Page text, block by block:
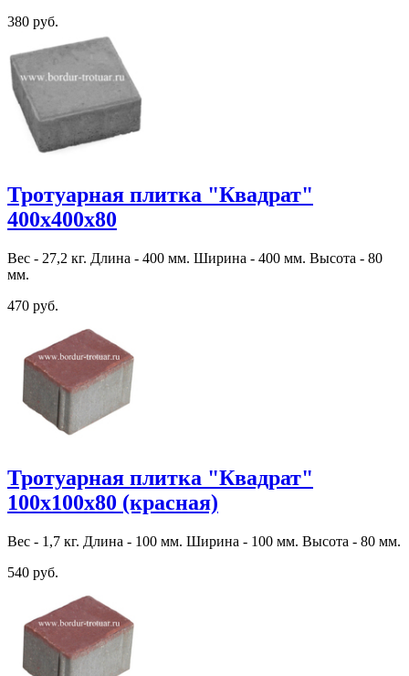
380 руб.
Тротуарная плитка "Квадрат"
400х400х80
Вес - 27,2 кг. Длина - 400 мм. Ширина - 400 мм. Высота - 80
мм.
470 руб.
Тротуарная плитка "Квадрат"
100х100х80 (красная)
Вес - 1,7 кг. Длина - 100 мм. Ширина - 100 мм. Высота - 80 мм.
540 руб.